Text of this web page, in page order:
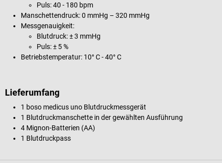
Puls: 40 - 180 bpm
Manschettendruck: 0 mmHg – 320 mmHg
Messgenauigkeit:
Blutdruck: ± 3 mmHg
Puls: ± 5 %
Betriebstemperatur: 10° C - 40° C
Lieferumfang
1 boso medicus uno Blutdruckmessgerät
1 Blutdruckmanschette in der gewählten Ausführung
4 Mignon-Batterien (AA)
1 Blutdruckpass